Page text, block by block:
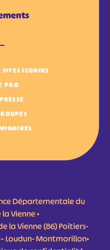
SITES ICONIKS
PRO
Départementale du
Vienne •
la Vienne (86) Poitiers-
Loudun- Montmorillon•